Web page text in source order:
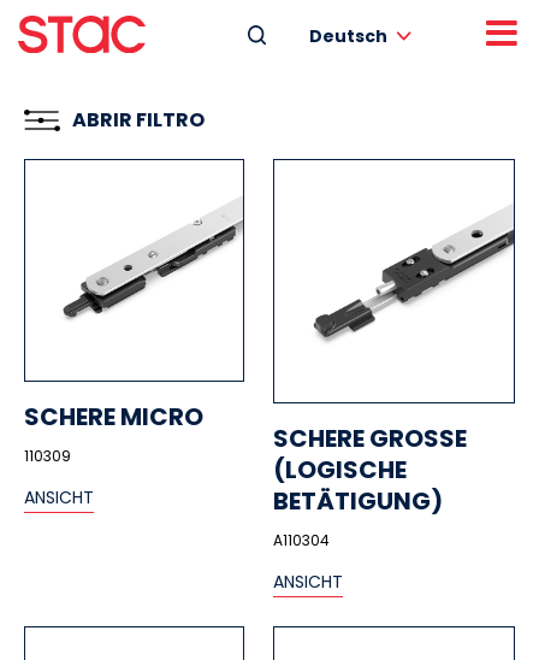
Deutsch
ABRIR FILTRO
SCHERE MICRO
110309
ANSICHT
SCHERE GROSSE
(LOGISCHE
BETÄTIGUNG)
A110304
ANSICHT